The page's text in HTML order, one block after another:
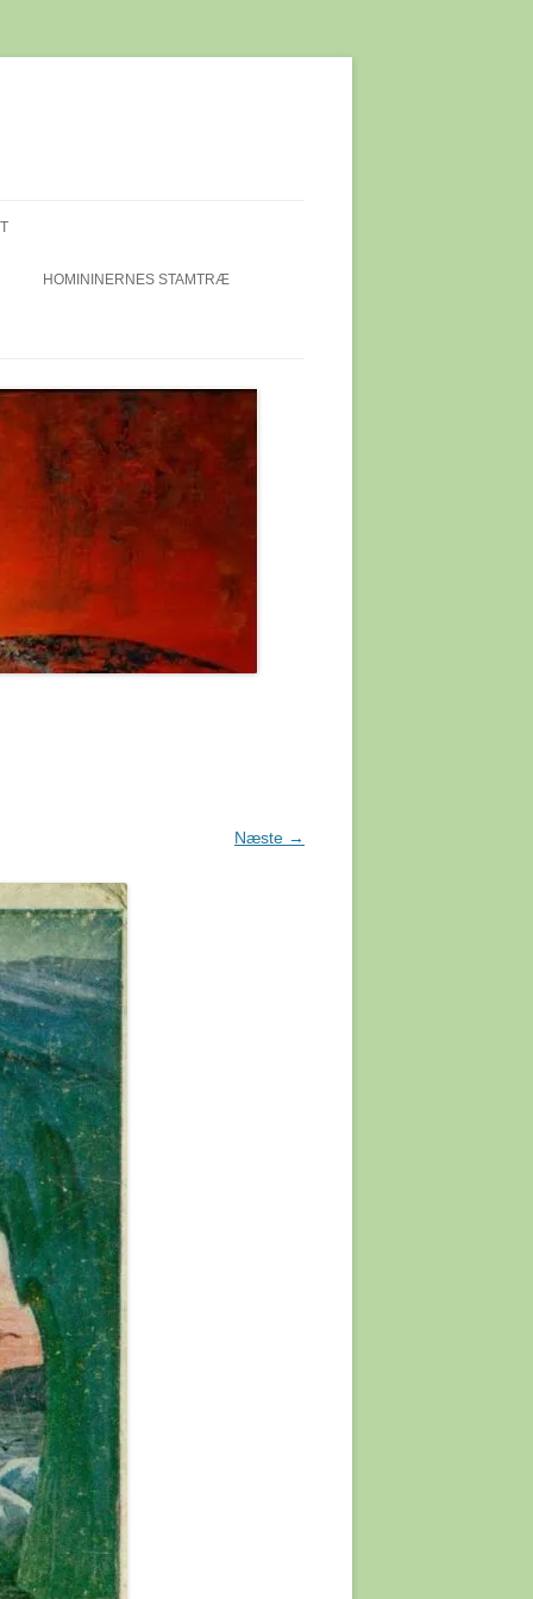
HOMININERNES STAMTRÆ
I
ÆLDRE
Næste →